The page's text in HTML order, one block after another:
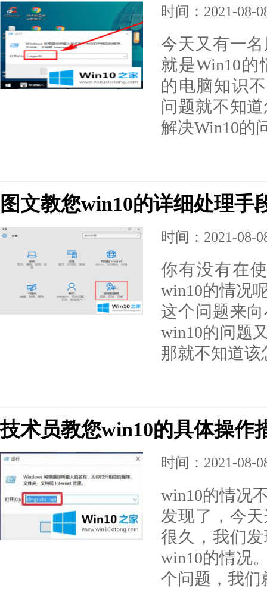
时间：2021-08-
今天又有一
就是Win10
的电脑知识
问题就不知
解决Win10的
图文教您win10的详细处理手
时间：2021-08-
你有没有在
win10的情况
这个问题来
win10的问题
那就不知道该
技术员教您win10的具体操作
时间：2021-08-
win10的情况
发现了，今
很久，我们
win10的情况
个问题，我们